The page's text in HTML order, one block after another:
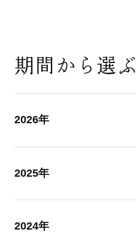
期間から選ぶ
2026年
2025年
2024年